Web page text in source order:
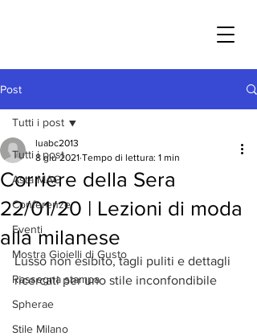
Post
Tutti i post
Asta MAG
Conferenze
Eventi
Mostra Gioielli di Gusto
Rassegna stampa
Spherae
Stile Milano
Tutti i post
Corriere della Sera
22/01/20 | Lezioni di moda
alla milanese
luabc2013
8 giu 2021 Tempo di lettura: 1 min
Lusso non esibito, tagli puliti e dettagli
ricercati per uno stile inconfondibile